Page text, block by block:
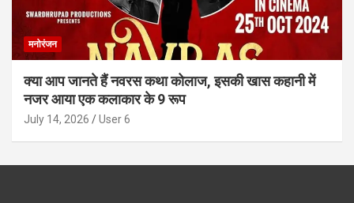
मनोरंजन
क्या आप जानते हैं नवरस कथा कोलाज, इसकी खास कहानी में
नजर आया एक कलाकार के 9 रूप
July 14, 2026 User 6